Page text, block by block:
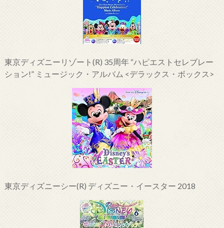
東京ディズニーリゾート(R) 35周年 “ハピエストセレブレー
ション!” ミュージック・アルバム <デラックス・ボックス>
東京ディズニーシー(R) ディズニー・イースター 2018